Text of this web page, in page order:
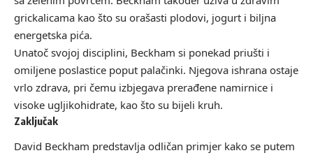
grickalicama kao što su orašasti plodovi, jogurt i biljna
energetska pića.
Unatoč svojoj disciplini, Beckham si ponekad priušti i
omiljene poslastice poput palačinki. Njegova ishrana ostaje
vrlo zdrava, pri čemu izbjegava prerađene namirnice i
visoke ugljikohidrate, kao što su bijeli kruh.
Zaključak
David Beckham predstavlja odličan primjer kako se putem